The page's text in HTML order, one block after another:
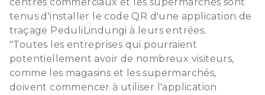
tenus d'installer le code QR d'une application de
traçage PeduliLindungi à leurs entrées.
"Toutes les entreprises qui pourraient
potentiellement avoir de nombreux visiteurs,
comme les magasins et les supermarchés,
doivent commencer à utiliser l'application